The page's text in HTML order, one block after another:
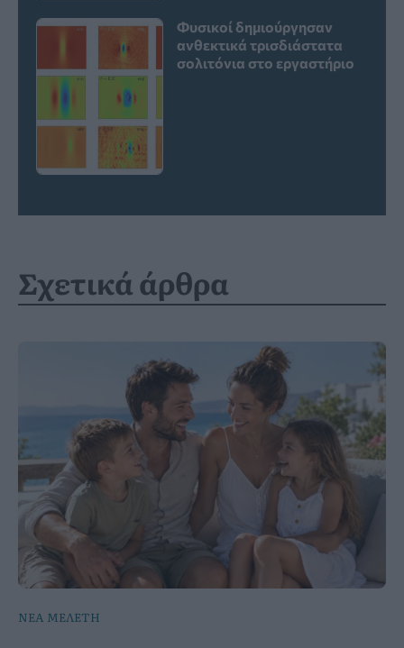
Φυσικοί δημιούργησαν
ανθεκτικά τρισδιάστατα
σολιτόνια στο εργαστήριο
Σχετικά άρθρα
ΝΕΑ ΜΕΛΕΤΗ